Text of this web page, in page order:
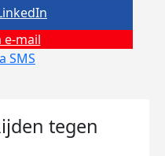
e-mail
SMS
tegen